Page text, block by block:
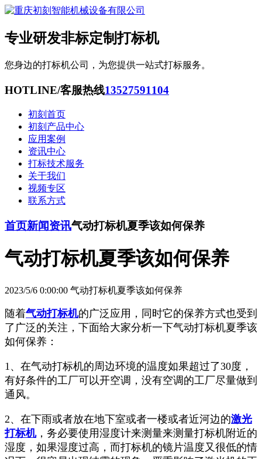
专业研发非标定制打标机
您身边的打标机公司，为您提供一站式打标服务。
HOTLINE/客服热线13527591104
初刻首页
初刻产品中心
应用案例
资讯中心
打标技术服务
关于我们
视频专区
联系方式
首页新闻资讯气动打标机夏季该如何保养
气动打标机夏季该如何保养
2023/5/6 0:00:00 气动打标机夏季该如何保养
随着气动打标机的广泛应用，同时它的保养方式也受到
了广泛的关注，下面给大家分析一下气动打标机夏季该
如何保养：
1、在气动打标机的周边环境的温度如果超过了30度，
有好条件的工厂可以开空调，没有空调的工厂尽量做到
通风。
2、在下雨或者放在地下室或者一楼或者近河边的激光
打标机，务必要使用湿度计来测量来测量打标机附近的
湿度，如果湿度过高，而打标机的镜片温度又很低的情